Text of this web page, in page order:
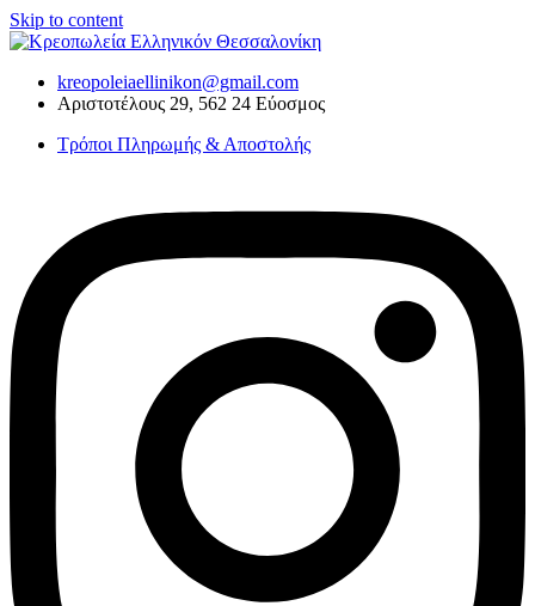
Skip to content
kreopoleiaellinikon@gmail.com
Αριστοτέλους 29, 562 24 Εύοσμος
Τρόποι Πληρωμής & Αποστολής